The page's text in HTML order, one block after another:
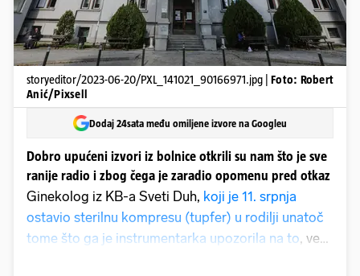
storyeditor/2023-06-20/PXL_141021_90166971.jpg | Foto: Robert
Anić/Pixsell
Dodaj 24sata među omiljene izvore na Googleu
Dobro upućeni izvori iz bolnice otkrili su nam što je sve
ranije radio i zbog čega je zaradio opomenu pred otkaz
Ginekolog iz KB-a Sveti Duh, koji je 11. srpnja
ostavio sterilnu kompresu (tupfer) u rodilji unatoč
tome što ga je instrumentarka upozorila na to, već